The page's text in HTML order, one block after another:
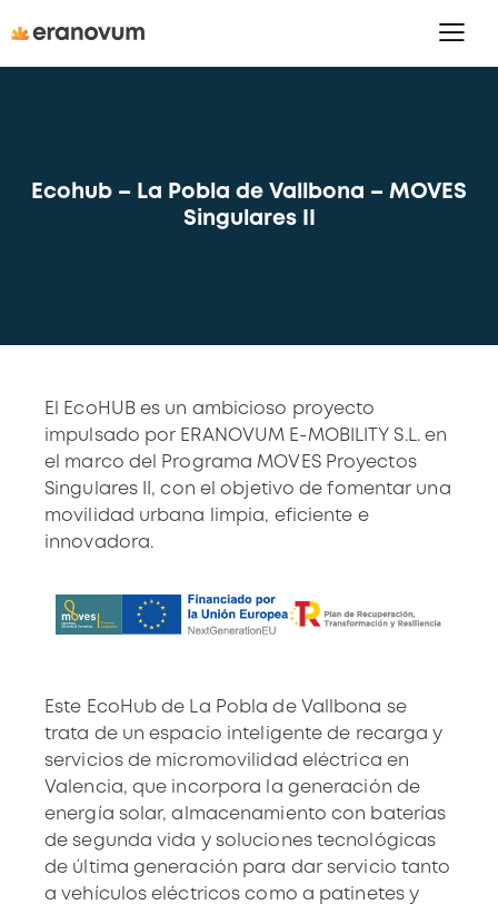
Ecohub – La Pobla de Vallbona – MOVES
Singulares II
El EcoHUB es un ambicioso proyecto
impulsado por ERANOVUM E-MOBILITY S.L. en
el marco del Programa MOVES Proyectos
Singulares II, con el objetivo de fomentar una
movilidad urbana limpia, eficiente e
innovadora.
Este EcoHub de La Pobla de Vallbona se
trata de un espacio inteligente de recarga y
servicios de micromovilidad eléctrica en
Valencia, que incorpora la generación de
energía solar, almacenamiento con baterías
de segunda vida y soluciones tecnológicas
de última generación para dar servicio tanto
a vehículos eléctricos como a patinetes y